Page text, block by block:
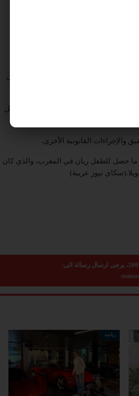
ثقيلة للحفر في الموقع، بالإضافة إلى
الحادث.
الصحي أثناء مروره بأحد الطرقات داخل
والإجراءات القانونية الأخرى.
ما حصل للطفل ريان في المغرب، والذي كان
نيوز عربية)
رياضة